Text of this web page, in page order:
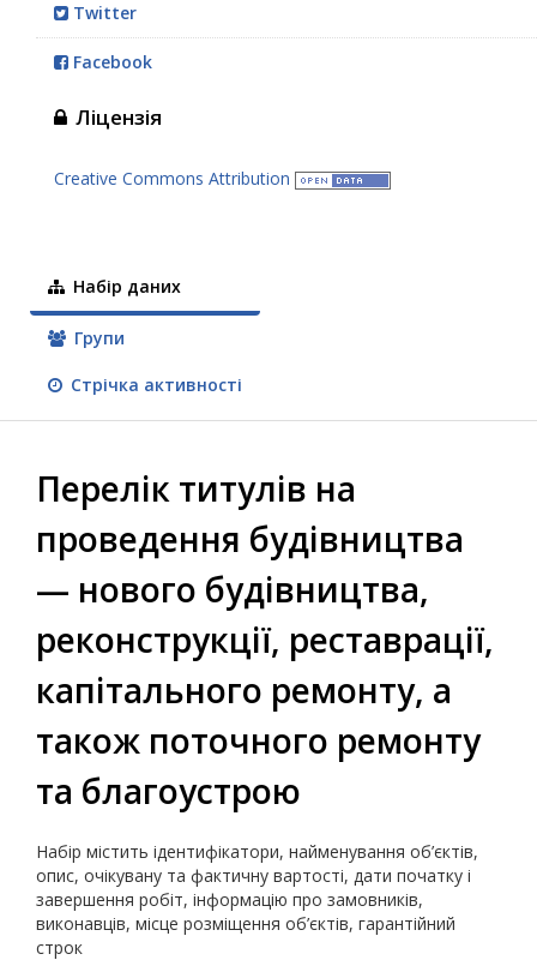
Twitter
Facebook
Ліцензія
Creative Commons Attribution
Набір даних
Групи
Стрічка активності
Перелік титулів на
проведення будівництва
— нового будівництва,
реконструкції, реставрації,
капітального ремонту, а
також поточного ремонту
та благоустрою
Набір містить ідентифікатори, найменування об’єктів,
опис, очікувану та фактичну вартості, дати початку і
завершення робіт, інформацію про замовників,
виконавців, місце розміщення об’єктів, гарантійний
строк